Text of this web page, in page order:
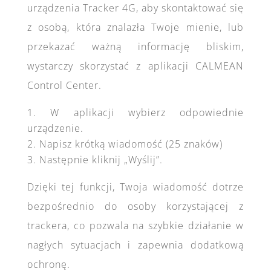
urządzenia Tracker 4G, aby skontaktować się
z osobą, która znalazła Twoje mienie, lub
przekazać ważną informację bliskim,
wystarczy skorzystać z aplikacji CALMEAN
Control Center.
W aplikacji wybierz odpowiednie
urządzenie.
Napisz krótką wiadomość (25 znaków)
Następnie kliknij „Wyślij”.
Dzięki tej funkcji, Twoja wiadomość dotrze
bezpośrednio do osoby korzystającej z
trackera, co pozwala na szybkie działanie w
nagłych sytuacjach i zapewnia dodatkową
ochronę.